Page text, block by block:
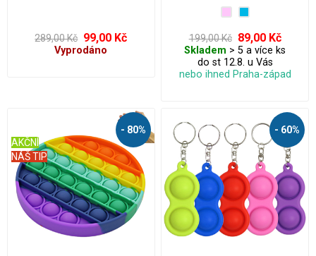
tuto fidgetovou hračku pop it.
„Stačí zmáčknout a vydá to mírný
praskavý zvuk. Když poslední
289,00 Kč 99,00 Kč
Vyprodáno
úlevu od stresu a úzkosti, vhodná
své děti nebo možná i sebe, když
praskají bublinkovou fólií přímo z
krabice balíčku? Pak si zamilujete
tuto fidgetovou hračku pop it.
„Stačí zmáčknout a vydá to mírný
praskavý zvuk. Když poslední
opakovaně použitelné a
omyvatelné.
199,00 Kč 89,00 Kč
Skladem > 5 a více ks
do st 12.8. u Vás
nebo ihned Praha-západ
- 80%
NÁŠ TIP
AKČNÍ
- 60%